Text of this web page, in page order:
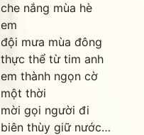
che nắng mùa hè
em
đội mưa mùa đông
thực thể từ tim anh
em thành ngọn cờ
một thời
mời gọi người đi
biên thùy giữ nước…